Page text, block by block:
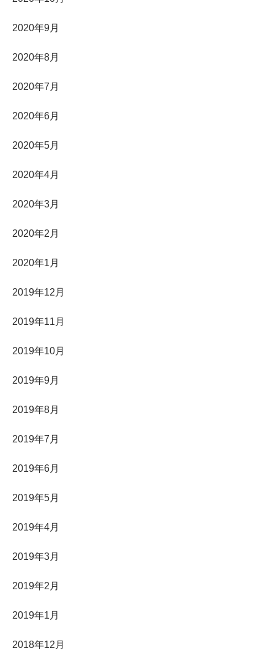
2020年9月
2020年8月
2020年7月
2020年6月
2020年5月
2020年4月
2020年3月
2020年2月
2020年1月
2019年12月
2019年11月
2019年10月
2019年9月
2019年8月
2019年7月
2019年6月
2019年5月
2019年4月
2019年3月
2019年2月
2019年1月
2018年12月